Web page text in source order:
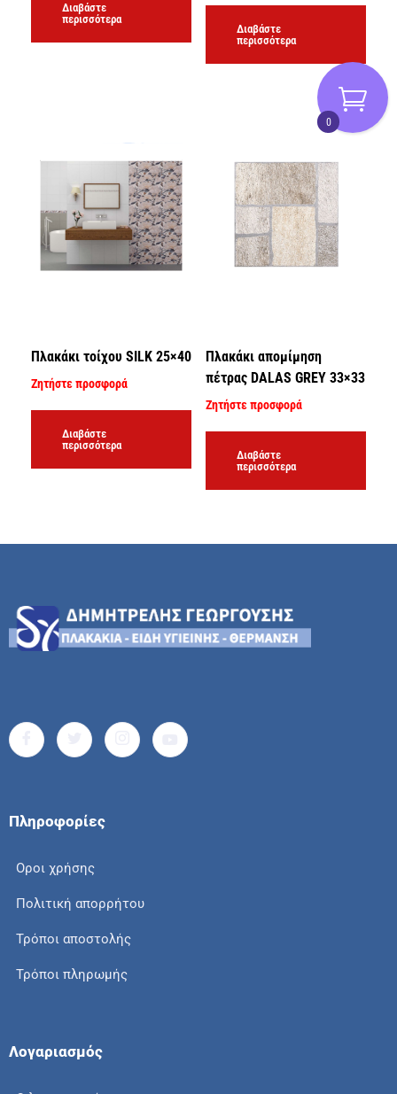
Διαβάστε
περισσότερα
Διαβάστε
περισσότερα
Πλακάκι τοίχου SILK 25×40
Ζητήστε προσφορά
Διαβάστε
περισσότερα
Πλακάκι απομίμηση
πέτρας DALAS GREY 33×33
Ζητήστε προσφορά
Διαβάστε
περισσότερα
Πληροφορίες
Οροι χρήσης
Πολιτική απορρήτου
Τρόποι αποστολής
Τρόποι πληρωμής
Λογαριασμός
0